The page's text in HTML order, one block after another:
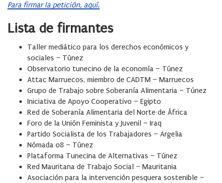
Para firmar la petición, aquí.
Lista de firmantes
Taller mediático para los derechos económicos y
sociales – Túnez
Observatorio tunecino de la economía – Túnez
Attac Marruecos, miembro de CADTM – Marruecos
Grupo de Trabajo sobre Soberanía Alimentaria – Túnez
Iniciativa de Apoyo Cooperativo – Egipto
Red de Soberanía Alimentaria del Norte de África
Foro de la Unión Feminista y Juvenil – Iraq
Partido Socialista de los Trabajadores – Argelia
Nómada 08 – Túnez
Plataforma Tunecina de Alternativas – Túnez
Red Mauritana de Trabajo Social – Mauritania
Asociación para la intervención pesquera sostenible –